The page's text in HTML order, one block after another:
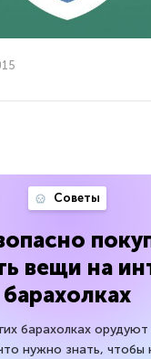
Советы
вещи на
барахолках
барахолках
нужно знать, чтобы